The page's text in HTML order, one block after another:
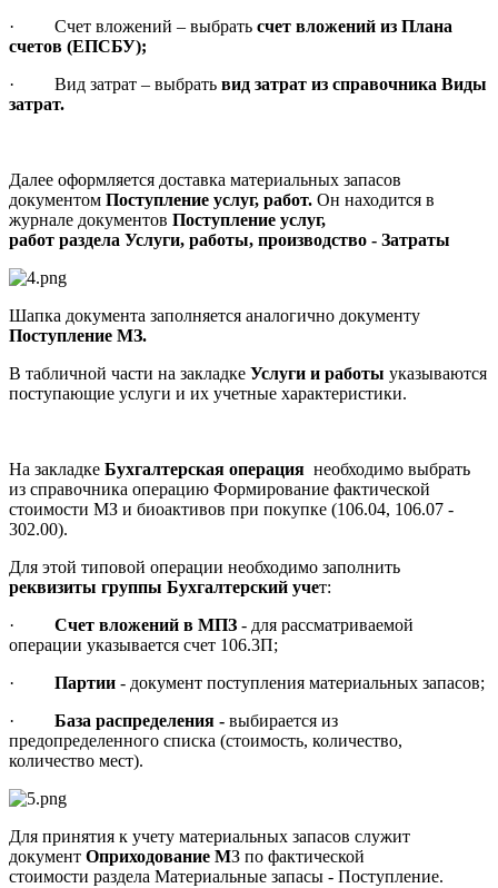
· Счет вложений – выбрать счет вложений из Плана
счетов (ЕПСБУ);
· Вид затрат – выбрать вид затрат из справочника Виды
затрат.
Далее оформляется доставка материальных запасов
документом Поступление услуг, работ. Он находится в
журнале документов Поступление услуг,
работ раздела Услуги, работы, производство - Затраты
Шапка документа заполняется аналогично документу
Поступление МЗ.
В табличной части на закладке Услуги и работы указываются
поступающие услуги и их учетные характеристики.
На закладке Бухгалтерская операция необходимо выбрать
из справочника операцию Формирование фактической
стоимости МЗ и биоактивов при покупке (106.04, 106.07 -
302.00).
Для этой типовой операции необходимо заполнить
реквизиты группы Бухгалтерский учет:
·
Счет вложений в МПЗ - для рассматриваемой
операции указывается счет 106.3П;
· Партии - документ поступления материальных запасов;
· База распределения - выбирается из
предопределенного списка (стоимость, количество,
количество мест).
Для принятия к учету материальных запасов служит
документ Оприходование МЗ по фактической
стоимости раздела Материальные запасы - Поступление.